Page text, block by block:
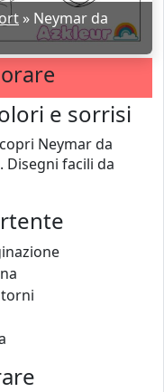
» Neymar da
e sorrisi
Neymar da
Disegni facili da